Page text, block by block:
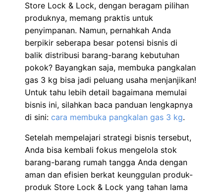
Store Lock & Lock, dengan beragam pilihan
produknya, memang praktis untuk
penyimpanan. Namun, pernahkah Anda
berpikir seberapa besar potensi bisnis di
balik distribusi barang-barang kebutuhan
pokok? Bayangkan saja, membuka pangkalan
gas 3 kg bisa jadi peluang usaha menjanjikan!
Untuk tahu lebih detail bagaimana memulai
bisnis ini, silahkan baca panduan lengkapnya
di sini: cara membuka pangkalan gas 3 kg.
Setelah mempelajari strategi bisnis tersebut,
Anda bisa kembali fokus mengelola stok
barang-barang rumah tangga Anda dengan
aman dan efisien berkat keunggulan produk-
produk Store Lock & Lock yang tahan lama